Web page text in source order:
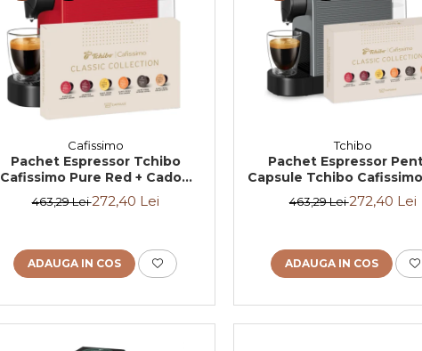
Cafissimo
Pachet Espressor Tchibo
Cafissimo Pure Red + Cadou
60 de Capsule Cafissimo
Classic Collection
463,29 Lei272,40 Lei
ADAUGA IN COS
Tchibo
Pachet Espressor
Capsule Tchibo
Grey + TCHIBO
Capsule 6 Sortimente -
463,29 Lei272,40 Lei
ADAUGA IN COS